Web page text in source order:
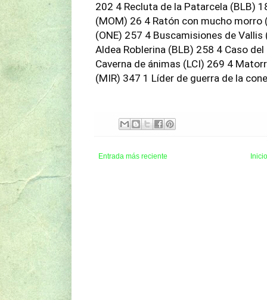
202 4 Recluta de la Patarcela (BLB)
(MOM) 26 4 Ratón con mucho morro
(ONE) 257 4 Buscamisiones de
Aldea Roblerina (BLB) 258 4 Caso
Caverna de ánimas (LCI) 269 4
(MIR) 347 1 Líder de guerra de la
Entrada más reciente Inicio